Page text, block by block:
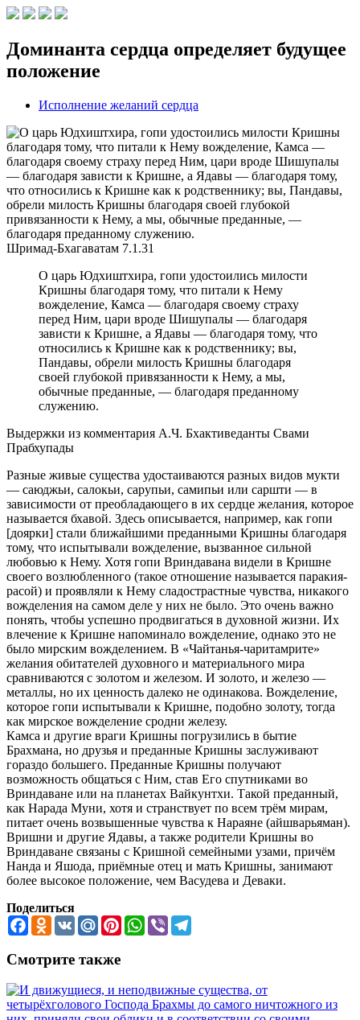
Доминанта сердца определяет будущее
положение
Исполнение желаний сердца
Шримад-Бхагаватам 7.1.31
О царь Юдхиштхира, гопи удостоились милости
Кришны благодаря тому, что питали к Нему
вожделение, Камса — благодаря своему страху
перед Ним, цари вроде Шишупалы — благодаря
зависти к Кришне, а Ядавы — благодаря тому, что
относились к Кришне как к родственнику; вы,
Пандавы, обрели милость Кришны благодаря
своей глубокой привязанности к Нему, а мы,
обычные преданные, — благодаря преданному
служению.
Выдержки из комментария А.Ч. Бхактиведанты Свами
Прабхупады
Разные живые существа удостаиваются разных видов мукти
— саюджьи, салокьи, сарупьи, самипьи или саршти — в
зависимости от преобладающего в их сердце желания, которое
называется бхавой. Здесь описывается, например, как гопи
[доярки] стали ближайшими преданными Кришны благодаря
тому, что испытывали вожделение, вызванное сильной
любовью к Нему. Хотя гопи Вриндавана видели в Кришне
своего возлюбленного (такое отношение называется паракия-
расой) и проявляли к Нему сладострастные чувства, никакого
вожделения на самом деле у них не было. Это очень важно
понять, чтобы успешно продвигаться в духовной жизни. Их
влечение к Кришне напоминало вожделение, однако это не
было мирским вожделением. В «Чайтанья-чаритамрите»
желания обитателей духовного и материального мира
сравниваются с золотом и железом. И золото, и железо —
металлы, но их ценность далеко не одинакова. Вожделение,
которое гопи испытывали к Кришне, подобно золоту, тогда
как мирское вожделение сродни железу.
Камса и другие враги Кришны погрузились в бытие
Брахмана, но друзья и преданные Кришны заслуживают
гораздо большего. Преданные Кришны получают
возможность общаться с Ним, став Его спутниками во
Вриндаване или на планетах Вайкунтхи. Такой преданный,
как Нарада Муни, хотя и странствует по всем трём мирам,
питает очень возвышенные чувства к Нараяне (айшварьяман).
Вришни и другие Ядавы, а также родители Кришны во
Вриндаване связаны с Кришной семейными узами, причём
Нанда и Яшода, приёмные отец и мать Кришны, занимают
более высокое положение, чем Васудева и Деваки.
Поделиться
FacebookOdnoklassniki
VK Mail.RuPinterestWhatsApp
Viber
Смотрите также